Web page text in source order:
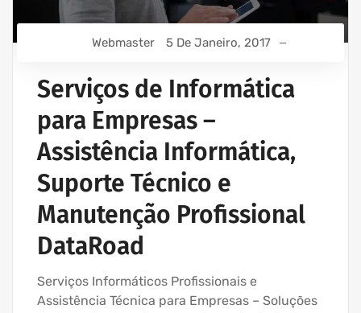
Webmaster 5 De Janeiro, 2017
Serviços de Informática
para Empresas –
Assistência Informática,
Suporte Técnico e
Manutenção Profissional
DataRoad
Serviços Informáticos Profissionais e
Assistência Técnica para Empresas – Soluções